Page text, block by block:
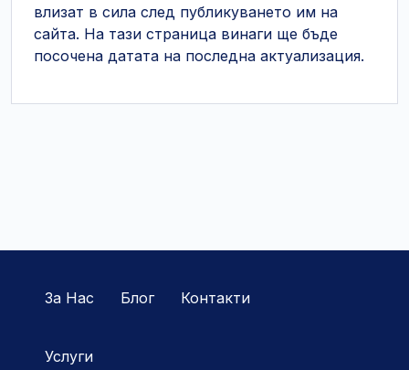
влизат в сила след публикуването им на
сайта. На тази страница винаги ще бъде
посочена датата на последна актуализация.
За Нас Блог Контакти
Услуги